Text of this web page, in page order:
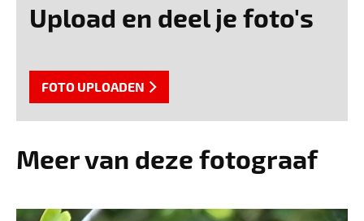
Upload en deel je foto's
FOTO UPLOADEN
Meer van deze fotograaf